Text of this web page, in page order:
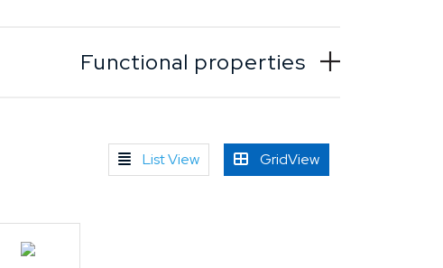
Functional properties
List View GridView